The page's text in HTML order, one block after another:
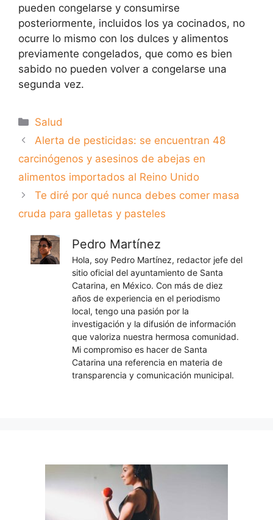
pueden congelarse y consumirse
posteriormente, incluidos los ya cocinados, no
ocurre lo mismo con los dulces y alimentos
previamente congelados, que como es bien
sabido no pueden volver a congelarse una
segunda vez.
Categorías
Salud
Alerta de pesticidas: se encuentran 48
carcinógenos y asesinos de abejas en
alimentos importados al Reino Unido
Te diré por qué nunca debes comer masa
cruda para galletas y pasteles
Pedro Martínez
Hola, soy Pedro Martínez, redactor jefe del
sitio oficial del ayuntamiento de Santa
Catarina, en México. Con más de diez
años de experiencia en el periodismo
local, tengo una pasión por la
investigación y la difusión de información
que valoriza nuestra hermosa comunidad.
Mi compromiso es hacer de Santa
Catarina una referencia en materia de
transparencia y comunicación municipal.